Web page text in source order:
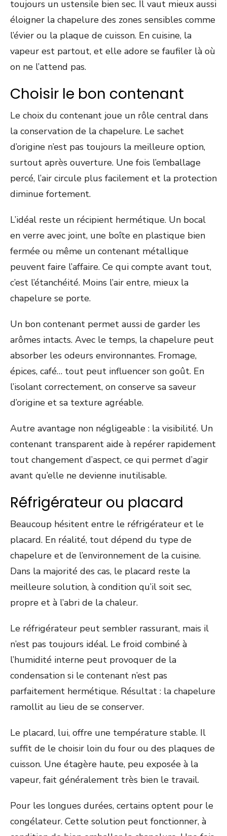
toujours un ustensile bien sec. Il vaut mieux aussi
éloigner la chapelure des zones sensibles comme
l’évier ou la plaque de cuisson. En cuisine, la
vapeur est partout, et elle adore se faufiler là où
on ne l’attend pas.
Choisir le bon contenant
Le choix du contenant joue un rôle central dans
la conservation de la chapelure. Le sachet
d’origine n’est pas toujours la meilleure option,
surtout après ouverture. Une fois l’emballage
percé, l’air circule plus facilement et la protection
diminue fortement.
L’idéal reste un récipient hermétique. Un bocal
en verre avec joint, une boîte en plastique bien
fermée ou même un contenant métallique
peuvent faire l’affaire. Ce qui compte avant tout,
c’est l’étanchéité. Moins l’air entre, mieux la
chapelure se porte.
Un bon contenant permet aussi de garder les
arômes intacts. Avec le temps, la chapelure peut
absorber les odeurs environnantes. Fromage,
épices, café… tout peut influencer son goût. En
l’isolant correctement, on conserve sa saveur
d’origine et sa texture agréable.
Autre avantage non négligeable : la visibilité. Un
contenant transparent aide à repérer rapidement
tout changement d’aspect, ce qui permet d’agir
avant qu’elle ne devienne inutilisable.
Réfrigérateur ou placard
Beaucoup hésitent entre le réfrigérateur et le
placard. En réalité, tout dépend du type de
chapelure et de l’environnement de la cuisine.
Dans la majorité des cas, le placard reste la
meilleure solution, à condition qu’il soit sec,
propre et à l’abri de la chaleur.
Le réfrigérateur peut sembler rassurant, mais il
n’est pas toujours idéal. Le froid combiné à
l’humidité interne peut provoquer de la
condensation si le contenant n’est pas
parfaitement hermétique. Résultat : la chapelure
ramollit au lieu de se conserver.
Le placard, lui, offre une température stable. Il
suffit de le choisir loin du four ou des plaques de
cuisson. Une étagère haute, peu exposée à la
vapeur, fait généralement très bien le travail.
Pour les longues durées, certains optent pour le
congélateur. Cette solution peut fonctionner, à